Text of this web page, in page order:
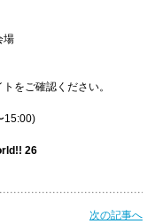
場
をご確認ください。
15:00)
26
次の記事へ